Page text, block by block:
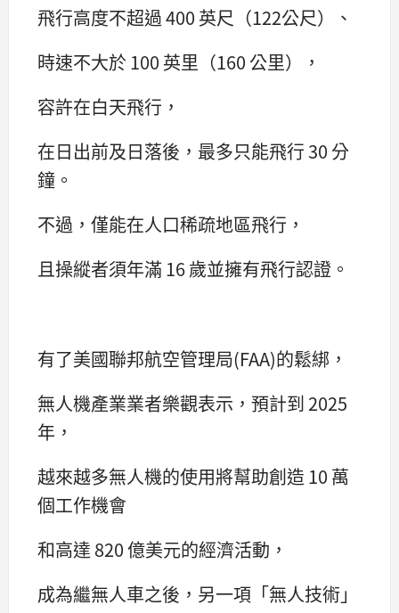
飛行高度不超過 400 英尺（122公尺）、
時速不大於 100 英里（160 公里），
容許在白天飛行，
在日出前及日落後，最多只能飛行 30 分
鐘。
不過，僅能在人口稀疏地區飛行，
且操縱者須年滿 16 歲並擁有飛行認證。
有了美國聯邦航空管理局(FAA)的鬆綁，
無人機產業業者樂觀表示，預計到 2025
年，
越來越多無人機的使用將幫助創造 10 萬
個工作機會
和高達 820 億美元的經濟活動，
成為繼無人車之後，另一項「無人技術」